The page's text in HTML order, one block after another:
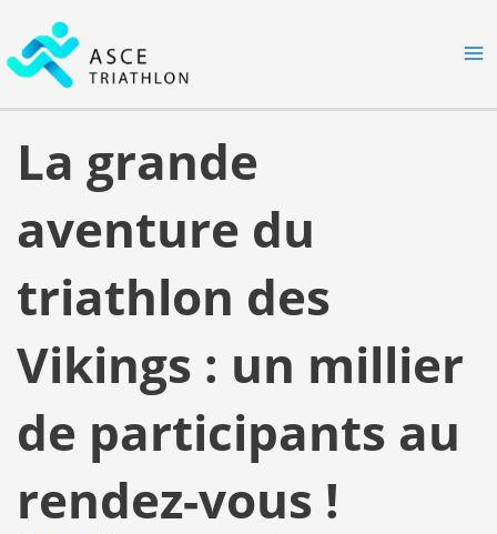
contenu
La grande
aventure du
triathlon des
Vikings : un millier
de participants au
rendez-vous !